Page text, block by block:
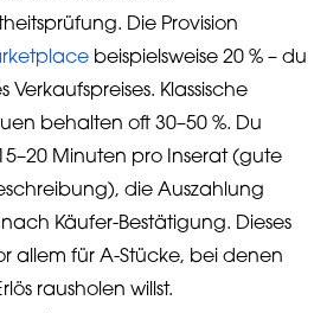
Die Provision
beispielsweise 20 % – du
Verkaufspreises. Klassische
behalten oft 30–50 %. Du
Minuten pro Inserat (gute
die Auszahlung
Käufer-Bestätigung. Dieses
allem für A-Stücke, bei denen
rausholen willst.